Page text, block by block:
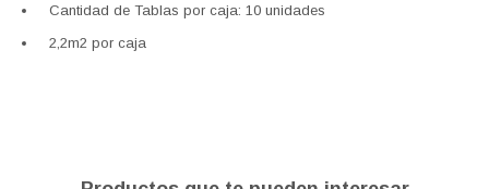
Cantidad de Tablas por caja: 10 unidades
2,2m2 por caja